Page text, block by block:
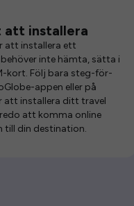
att installera
att installera ett
behöver inte hämta, sätta i
kort. Följ bara steg-för-
appen eller på
att installera ditt travel
redo att komma online
till din destination.